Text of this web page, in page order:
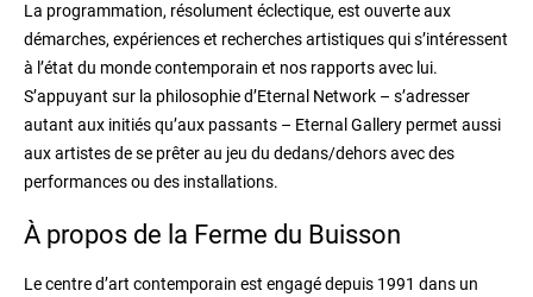
La programmation, résolument éclectique, est ouverte aux
démarches, expériences et recherches artistiques qui s’intéressent
à l’état du monde contemporain et nos rapports avec lui.
S’appuyant sur la philosophie d’Eternal Network – s’adresser
autant aux initiés qu’aux passants – Eternal Gallery permet aussi
aux artistes de se prêter au jeu du dedans/dehors avec des
performances ou des installations.
À propos de la Ferme du Buisson
Le centre d’art contemporain est engagé depuis 1991 dans un